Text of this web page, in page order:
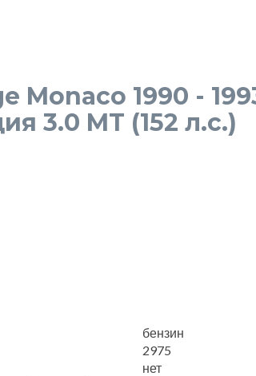
Monaco 1990 -
3.0 MT (152 л.с.)
бензин
2975
нет